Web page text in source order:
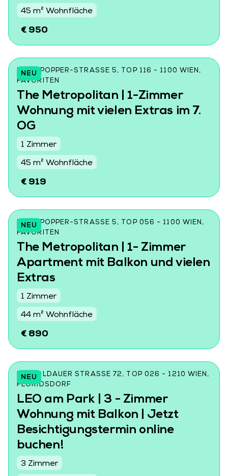
45 m² Wohnfläche
€ 950
NEU
KARL-POPPER-STRASSE 5, TOP 116 - 1100 WIEN, F
AVORITEN
The Metropolitan | 1-Zimmer
Wohnung mit vielen Extras im 7.
OG
1 Zimmer
45 m² Wohnfläche
€ 919
NEU
KARL-POPPER-STRASSE 5, TOP 056 - 1100 WIEN, F
AVORITEN
The Metropolitan | 1- Zimmer
Apartment mit Balkon und vielen
Extras
1 Zimmer
44 m² Wohnfläche
€ 890
NEU
LEOPOLDAUER STRASSE 72, TOP 026 - 1210 WIEN, F
LORIDSDORF
LEO am Park | 3 - Zimmer
Wohnung mit Balkon | Jetzt
Besichtigungstermin online
buchen!
3 Zimmer